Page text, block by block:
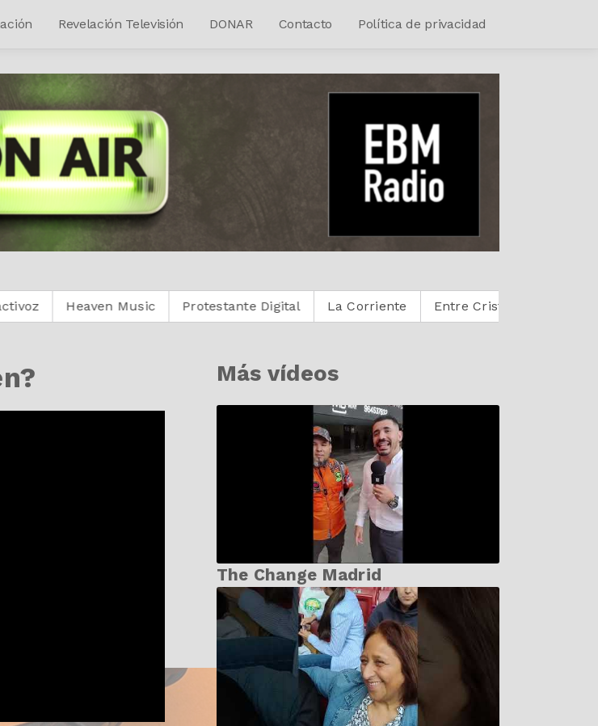
Revelación Televisión DONAR Contacto Política de privacidad
Music Protestante Digital La Corriente Entre Cristianos Reactivoz
Más vídeos
The Change Madrid